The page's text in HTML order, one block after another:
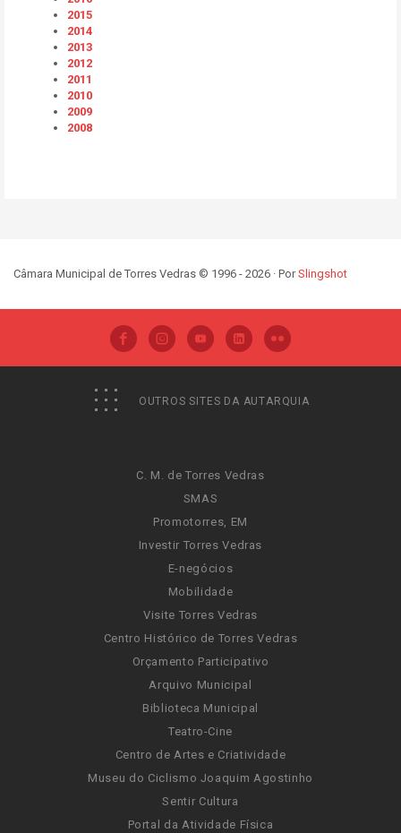
2015
2014
2013
2012
2011
2010
2009
2008
Câmara Municipal de Torres Vedras © 1996 - 2026 · PorSlingshot
OUTROS SITES DA AUTARQUIA
C. M. de Torres Vedras
SMAS
Promotorres, EM
Investir Torres Vedras
E-negócios
Mobilidade
Visite Torres Vedras
Centro Histórico de Torres Vedras
Orçamento Participativo
Arquivo Municipal
Biblioteca Municipal
Teatro-Cine
Centro de Artes e Criatividade
Museu do Ciclismo Joaquim Agostinho
Sentir Cultura
Portal da Atividade Física